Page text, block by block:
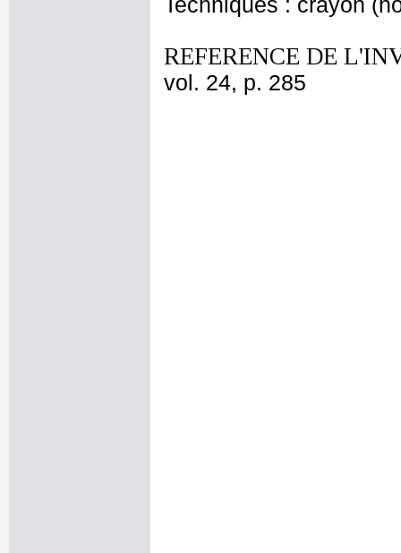
Techniques : crayon
REFERENCE DE
vol. 24, p. 285